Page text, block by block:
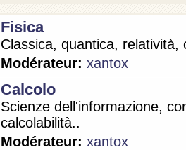
Fisica
Classica, quantica, relatività,
Modérateur: xantox
Calcolo
Scienze dell'informazione,
calcolabilità..
Modérateur: xantox